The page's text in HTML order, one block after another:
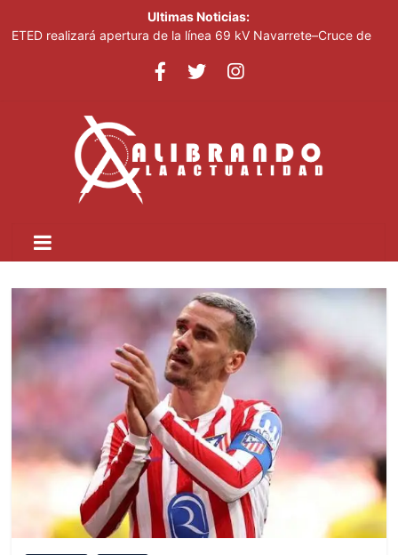
Ultimas Noticias:
ETED realizará apertura de la línea 69 kV Navarrete–Cruce de
Junior Noboa resalta apoyo del Gobierno para realización
incorporación de propuestas surgidas durante la jornada
Medio Ambiente impulsa piloto para modernizar la refrigeración
Luisa María Güell ofrecerá concierto el 14 de agosto en Hard
Rock Café Santo Domingo